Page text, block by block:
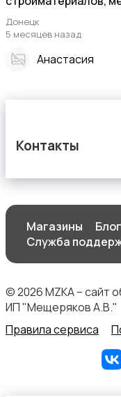
Донецк
5 месяцев назад
Анастасия
Контакты
Магазины Блог
Служба
© 2026 MZKA – сайт
ИП "Мещеряков А.В."
Правила сервиса